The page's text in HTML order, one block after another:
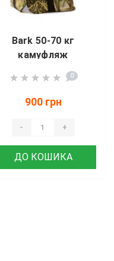
Bark 50-70 кг
камуфляж
0
900 грн
- +
ДО КОШИКА